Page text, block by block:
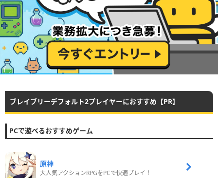
ブレイブリーデフォルト2プレイヤーにおすすめ【PR】
PCで遊べるおすすめゲーム
原神
大人気アクションRPGをPCで快適プレイ！